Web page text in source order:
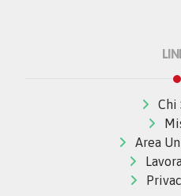
Chi
Area